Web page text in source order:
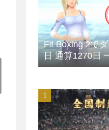
Fit Boxing 2で
日 通算1270日